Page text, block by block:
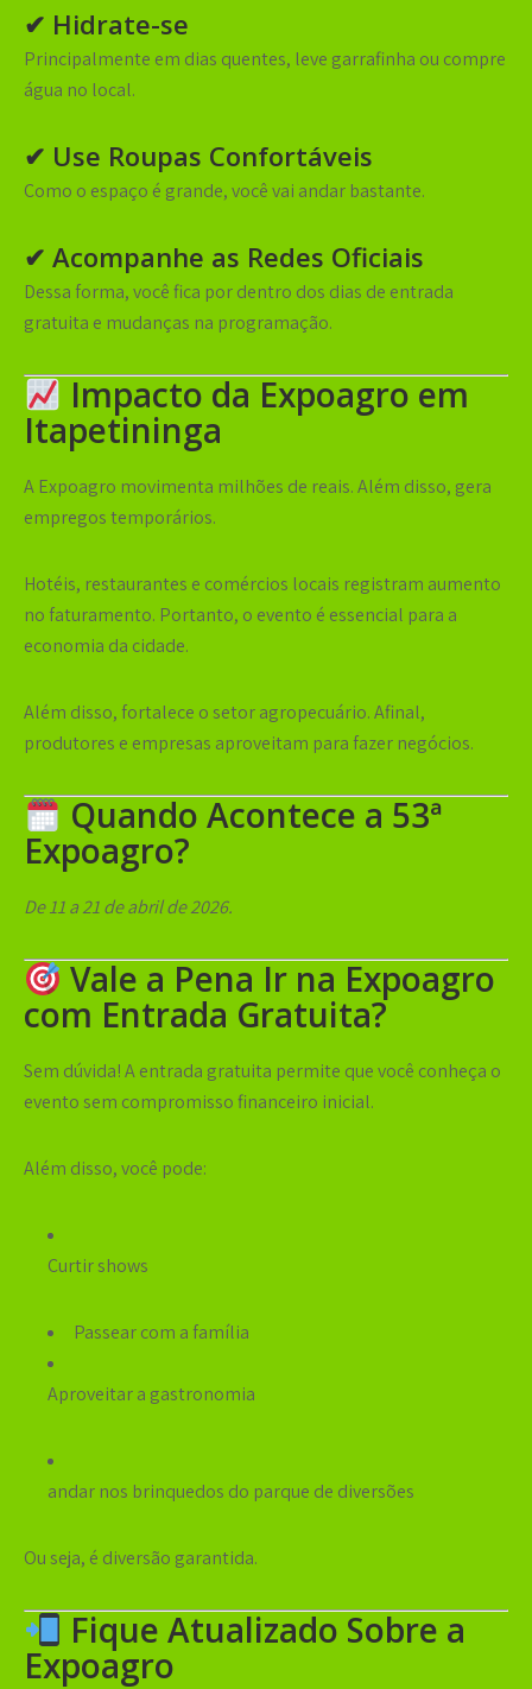
✔ Hidrate-se
Principalmente em dias quentes, leve garrafinha ou compre
água no local.
✔ Use Roupas Confortáveis
Como o espaço é grande, você vai andar bastante.
✔ Acompanhe as Redes Oficiais
Dessa forma, você fica por dentro dos dias de entrada
gratuita e mudanças na programação.
Impacto da Expoagro em
Itapetininga
A Expoagro movimenta milhões de reais. Além disso, gera
empregos temporários.
Hotéis, restaurantes e comércios locais registram aumento
no faturamento. Portanto, o evento é essencial para a
economia da cidade.
Além disso, fortalece o setor agropecuário. Afinal,
produtores e empresas aproveitam para fazer negócios.
Quando Acontece a 53ª
Expoagro?
De 11 a 21 de abril de 2026.
Vale a Pena Ir na Expoagro
com Entrada Gratuita?
Sem dúvida! A entrada gratuita permite que você conheça o
evento sem compromisso financeiro inicial.
Além disso, você pode:
Curtir shows
Passear com a família
Aproveitar a gastronomia
andar nos brinquedos do parque de diversões
Ou seja, é diversão garantida.
Fique Atualizado Sobre a
Expoagro